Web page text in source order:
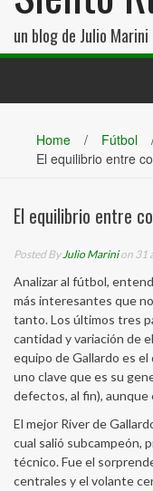
un blog de Julio
Home / Fútbol
El equilibrio entre
El equilibrio entre
Posted ByJulio Marinion 31
Analizar al fútbol,
más interesantes que
tanto. Los últimos tres
cantidad y variación de
equipo de Gallardo es
uno clave que es su
defectos, al fin),
El mejor River de
cual salió subcampeón,
técnico. Fue el
centrales y el volante